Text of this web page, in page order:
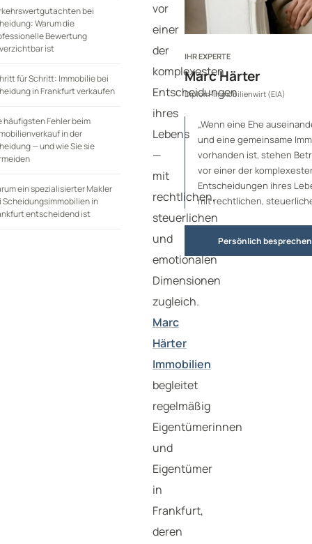
bei
Warum die
Bewertung
ist
für Schritt: Immobilie bei
in Frankfurt verkaufen
häufigsten Fehler beim
in der
— und wie Sie sie
ein spezialisierter Makler
Scheidungsimmobilien in
entscheidend ist
vor
einer
der
komplexesten
Entscheidungen
ihres
Lebens
—
mit
rechtlichen,
steuerlichen
und
emotionalen
Dimensionen
zugleich.
Marc
Härter
Immobilien
begleitet
regelmäßig
Eigentümerinnen
und
Eigentümer
in
Frankfurt,
deren
IHR EXPERTE
Marc Härter
Diplom-Immobilienwirt (EIA)
„Wenn eine Ehe
und eine gemeinsame
vorhanden ist, stehen
vor einer der
Entscheidungen ihres
mit rechtlichen,
Persönlich besprechen